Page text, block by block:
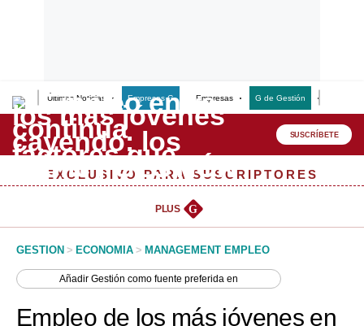
Últimas Noticias Empresas G Empresas G de Gestión
Lo último
Peru Quiosco
Management & Empleo
SUSCRÍBETE
EXCLUSIVO PARA SUSCRIPTORES
PLUS G
GESTION > ECONOMIA > MANAGEMENT EMPLEO
AñadirGestión como fuente preferida en
Empleo de los más jóvenes en